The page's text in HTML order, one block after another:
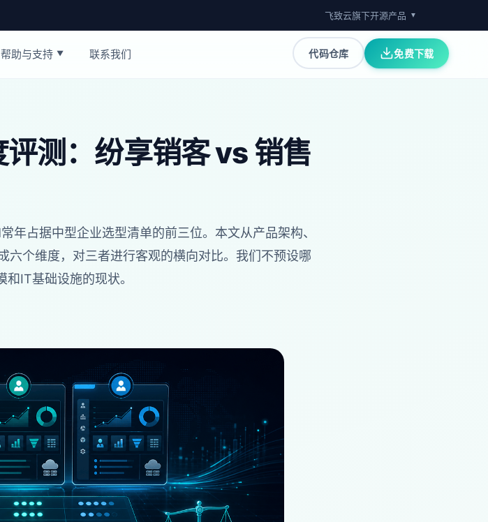
飞致云旗下开源产品 ▼
帮助与支持 ▼ 联系我们 代码仓库 免费下载
测：纷享销客 vs 销售
占据中型企业选型清单的前三位。本文从产品架构、
六个维度，对三者进行客观的横向对比。我们不预设哪
IT基础设施的现状。